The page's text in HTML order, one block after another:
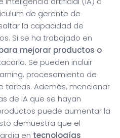
de gerente de
la capacidad de
Si se ha trabajado en
mejorar productos o
Se pueden incluir
procesamiento de
tareas. Además, mencionar
de IA que se hayan
puede aumentar la
demuestra que el
en tecnologías